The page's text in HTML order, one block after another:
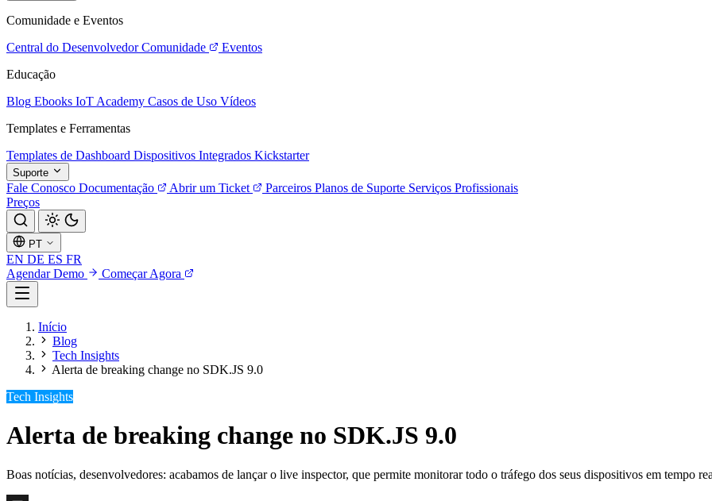
Comunidade e Eventos
Central do Desenvolvedor Comunidade
Eventos
Educação
Blog Ebooks IoT Academy Casos de Uso Vídeos
Templates e Ferramentas
Templates de Dashboard Dispositivos Integrados Kickstarter
Suporte
Fale Conosco Documentação Abrir um Ticket Parceiros Planos de Suporte Serviços Profissionais
Preços
PT
EN DE ES FR
Agendar Demo
Começar Agora
Início
Blog
Tech Insights
Alerta de breaking change no SDK.JS 9.0
Tech Insights
Alerta de breaking change no SDK.JS 9.0
Boas notícias, desenvolvedores: acabamos de lançar o live inspector, que permite monitorar todo o tráfego dos seus dispositivos em tempo